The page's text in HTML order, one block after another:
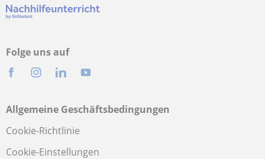
Folge uns auf
Allgemeine Geschäftsbedingungen
Cookie-Richtlinie
Cookie-Einstellungen